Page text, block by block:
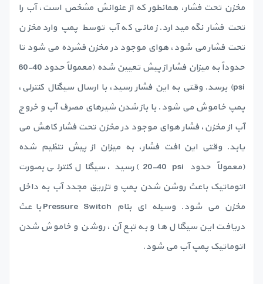
مخزن تحت فشار، همانطور که از عنوانش مشخص است، آب را
تحت فشار نگه میدارد. زمانی که آب توسط پمپ وارد مخزن
تحت فشار می شود، هوای موجود در مخزن فشرده می شود تا
حدوداً به میزان فشار از پیش تعیین شده (معمولاً حدود 40-60
psi) برسد. وقتی به این فشار رسید، با ارسال سیگنال کنترلی،
پمپ خاموش می شود. با باز شدن شیرهای مصرف آب و خروج
آب از مخزن، فشار هوای موجود در مخزن تحت فشار کاهش می
یابد. وقتی این افت فشار، به میزان از پیش تنظیم شده
‏(معمولاً حدود ‏‎20-40 psi‎‏) ‏رسید، سیگنال کنترلی بصورت
اتوماتیک باعث روشن شدن پمپ و تزریق مجدد آب به داخل
مخزن می شود. وسیله ای بنام Pressure Switch باعث
دریافت این سیگنال ها و به تبع آن، روشن و خاموش شدن
اتوماتیک پمپ آب می شود.